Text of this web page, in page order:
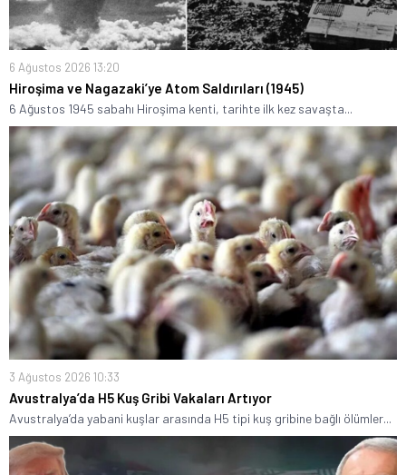
6 Ağustos 2026 13:20
Hiroşima ve Nagazaki’ye Atom Saldırıları (1945)
6 Ağustos 1945 sabahı Hiroşima kenti, tarihte ilk kez savaşta...
3 Ağustos 2026 10:33
Avustralya’da H5 Kuş Gribi Vakaları Artıyor
Avustralya’da yabani kuşlar arasında H5 tipi kuş gribine bağlı ölümler...